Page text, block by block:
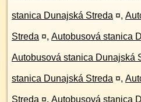
stanica Dunajská Streda ¤,
Streda ¤, Autobusová stanica
Autobusová stanica Dunajská
stanica Dunajská Streda ¤,
Streda ¤, Autobusová stanica